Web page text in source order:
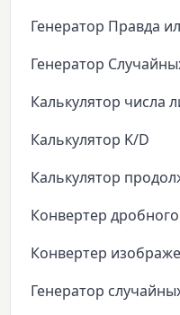
Генератор Правда
Генератор
Калькулятор числа
Калькулятор K/D
Калькулятор
Конвертер
Конвертер
Генератор